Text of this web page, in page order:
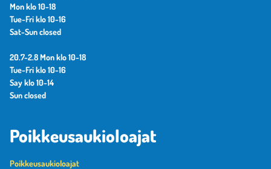
Mon klo 10-18
Tue-Fri klo 10-16
Sat-Sun closed
20.7-2.8 Mon klo 10-18
Tue-Fri klo 10-16
Say klo 10-14
Sun closed
Poikkeusaukioloajat
Poikkeusaukioloajat